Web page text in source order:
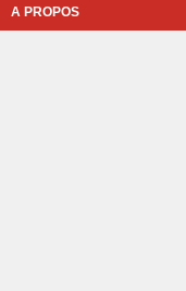
A PROPOS